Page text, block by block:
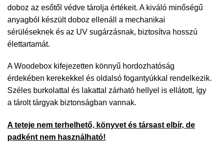
doboz az esőtől védve tárolja értékeit. A kiváló minőségű
anyagból készült doboz ellenáll a mechanikai
sérüléseknek és az UV sugárzásnak, biztosítva hosszú
élettartamát.
A Woodebox kifejezetten könnyű hordozhatóság
érdekében kerekekkel és oldalsó fogantyúkkal rendelkezik.
Széles burkolattal és lakattal zárható hellyel is ellátott, így
a tárolt tárgyak biztonságban vannak.
A teteje nem terhelhető, könyvet és társast elbír, de
padként nem használható!